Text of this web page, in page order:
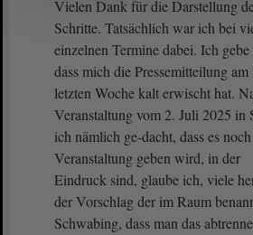
Vielen Dank für die Darstellung
Schritte. Tatsächlich war ich bei
einzelnen Termine dabei. Ich
dass mich die Pressemitteilung
letzten Woche kalt erwischt hat.
Veranstaltung vom 2. Juli 2025 in
ich nämlich ge-dacht, dass es
Veranstaltung geben wird, in der
Eindruck sind, glaube ich, viele
der Vorschlag der im Raum
Schwabing, dass man das